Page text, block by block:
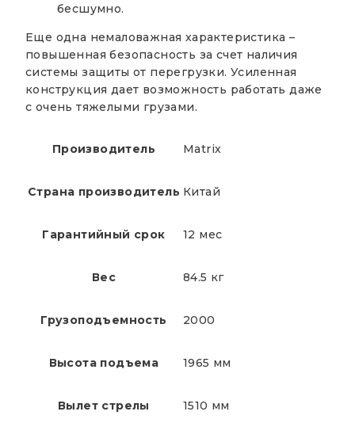
бесшумно.
Еще одна немаловажная характеристика –
повышенная безопасность за счет наличия
системы защиты от перегрузки. Усиленная
конструкция дает возможность работать даже
с очень тяжелыми грузами.
Производитель Matrix
Страна производитель Китай
Гарантийный срок 12 мес
Вес 84.5 кг
Грузоподъемность 2000
Высота подъема 1965 мм
Вылет стрелы 1510 мм